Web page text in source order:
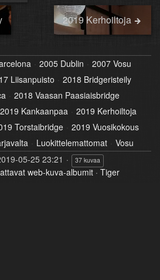
2019 Kerhoiltoja
2005 Dublin
2007 Vosu
Liisanpuisto
2018 Bridgeristeily
2018 Vaasan Paasiaisbridge
2019 Kankaanpaa
2019 Kerhoiltoja
Torstaibridge
2019 Vuosikokous
Luokittelemattomat
Vosu
05-25 23:21 37 kuvaa
web-kuva-albumit· Tiger